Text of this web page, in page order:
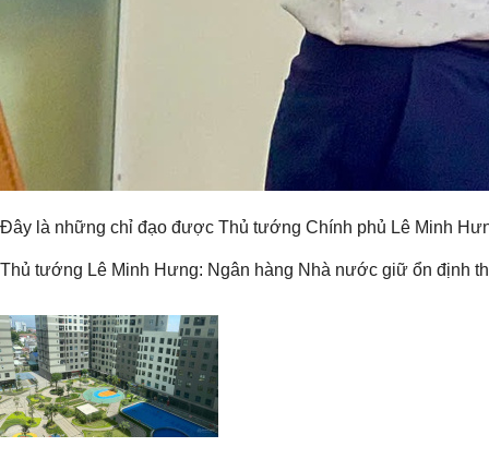
Đây là những chỉ đạo được Thủ tướng Chính phủ Lê Minh
Thủ tướng Lê Minh Hưng: Ngân hàng Nhà nước giữ ổn định